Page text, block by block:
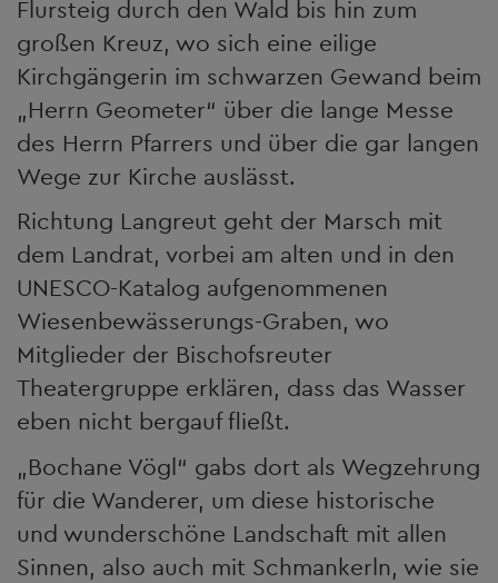
Flursteig durch den Wald bis hin zum
großen Kreuz, wo sich eine eilige
Kirchgängerin im schwarzen Gewand beim
„Herrn Geometer“ über die lange Messe
des Herrn Pfarrers und über die gar langen
Wege zur Kirche auslässt.
Richtung Langreut geht der Marsch mit
dem Landrat, vorbei am alten und in den
UNESCO-Katalog aufgenommenen
Wiesenbewässerungs-Graben, wo
Mitglieder der Bischofsreuter
Theatergruppe erklären, dass das Wasser
eben nicht bergauf fließt.
„Bochane Vögl“ gabs dort als Wegzehrung
für die Wanderer, um diese historische
und wunderschöne Landschaft mit allen
Sinnen, also auch mit Schmankerln, wie sie